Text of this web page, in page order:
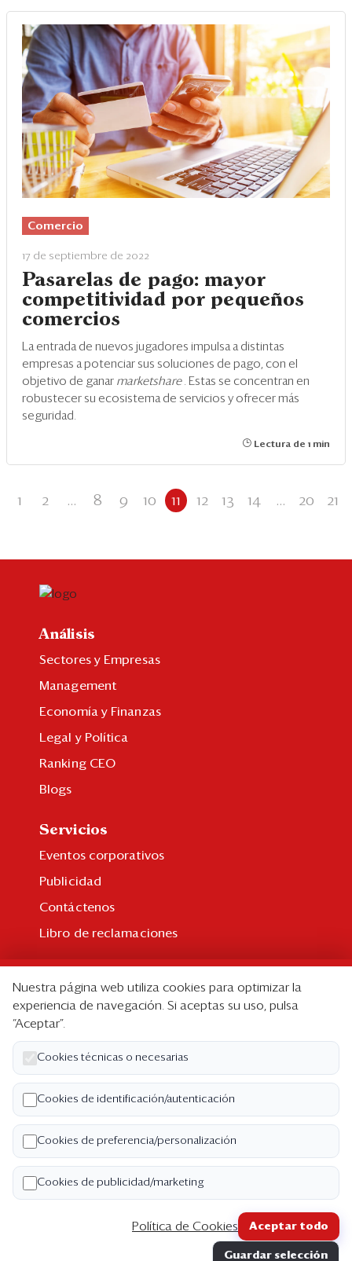
Comercio
17 de septiembre de 2022
Pasarelas de pago: mayor
competitividad por pequeños
comercios
La entrada de nuevos jugadores impulsa a distintas
empresas a potenciar sus soluciones de pago, con el
objetivo de ganar marketshare
. Estas se concentran en
robustecer su ecosistema de servicios y ofrecer más
seguridad.
Lectura de 1 min
1 2 ... 8 9 10 11 12 13 14 ... 20 21
Análisis
Sectores y Empresas
Management
Economía y Finanzas
Legal y Política
Ranking CEO
Blogs
Servicios
Eventos corporativos
Publicidad
Contáctenos
Libro de reclamaciones
Suscripción individual
Paquetes corporativos
Edición Impresa
Nosotros
Quiénes somos
Código de ética
Términos y Condiciones
Copyright ©2026 Semana Económica. Todos los
Nuestra página web utiliza cookies para optimizar la
experiencia de navegación. Si aceptas su uso, pulsa
“Aceptar”.
Cookies técnicas o necesarias
Cookies de identificación/autenticación
Cookies de preferencia/personalización
Cookies de publicidad/marketing
Política de Cookies Aceptar todo
Guardar selección